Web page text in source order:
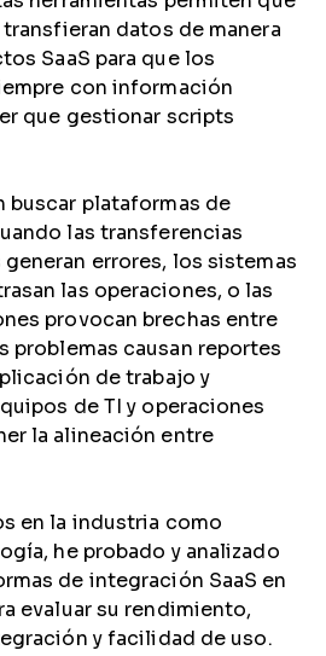
datos de manera
SaaS para que los
con información
que gestionar scripts
buscar plataformas de
las transferencias
errores, los sistemas
las operaciones, o las
provocan brechas entre
problemas causan reportes
de trabajo y
de TI y operaciones
la alineación entre
en la industria como
he probado y analizado
de integración SaaS en
evaluar su rendimiento,
y facilidad de uso.